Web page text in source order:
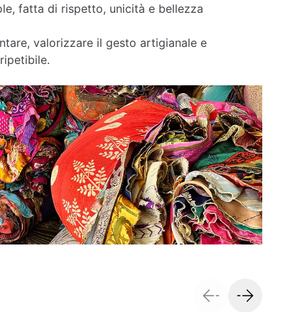
fatta di rispetto, unicità e bellezza
valorizzare il gesto artigianale e